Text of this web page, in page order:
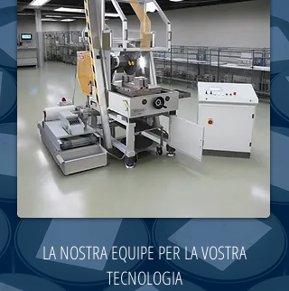
LA NOSTRA EQUIPE PER LA VOSTRA
TECNOLOGIA